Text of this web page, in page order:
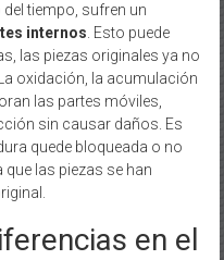
tiempo, sufren un
internos. Esto puede
las piezas originales ya no
oxidación, la acumulación
las partes móviles,
sin causar daños. Es
quede bloqueada o no
las piezas se han
en el